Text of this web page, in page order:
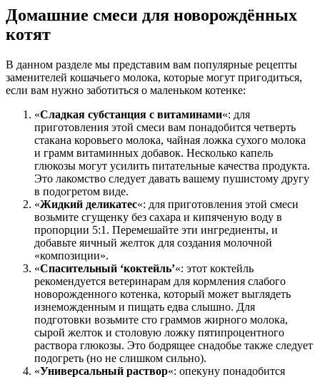
Домашние смеси для новорождённых
котят
В данном разделе мы представим вам популярные рецепты
заменителей кошачьего молока, которые могут пригодиться,
если вам нужно заботиться о маленьком котенке:
«Сладкая субстанция с витаминами«: для
приготовления этой смеси вам понадобится четверть
стакана коровьего молока, чайная ложка сухого молока
и грамм витаминных добавок. Несколько капель
глюкозы могут усилить питательные качества продукта.
Это лакомство следует давать вашему пушистому другу
в подогретом виде.
«Жидкий деликатес«: для приготовления этой смеси
возьмите сгущенку без сахара и кипяченую воду в
пропорции 5:1. Перемешайте эти ингредиенты, и
добавьте яичный желток для создания молочной
«композиции».
«Спасительный ‘коктейль’«: этот коктейль
рекомендуется ветеринарам для кормления слабого
новорожденного котенка, который может выглядеть
изнеможденным и пищать едва слышно. Для
подготовки возьмите сто граммов жирного молока,
сырой желток и столовую ложку пятипроцентного
раствора глюкозы. Это бодрящее снадобье также следует
подогреть (но не слишком сильно).
«Универсальный раствор«: опекуну понадобится